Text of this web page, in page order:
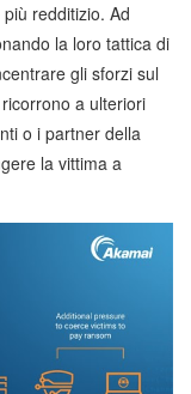
redditizio. Ad
la loro tattica di
gli sforzi sul
a ulteriori
o i partner della
la vittima a